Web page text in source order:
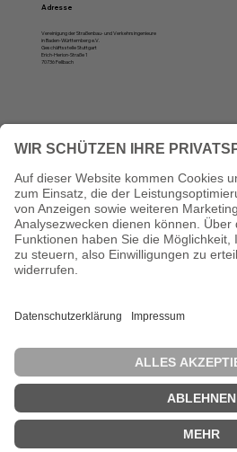
Adresse
Vereinigung der Straßenbau- und Verkehrsingenieure
in Baden-Württemberg e.V.
Geschäftsstelle Stuttgart
Erich-Herion-Straße 1
70736 Fellbach
Montag, Dienstag und Donnerstag:
10 bis 12 Uhr und von 13 bis 16 Uhr
Die VSVI Baden-Württemberg ist Mitglied der Bundesvereinigung der Straßenbau- und